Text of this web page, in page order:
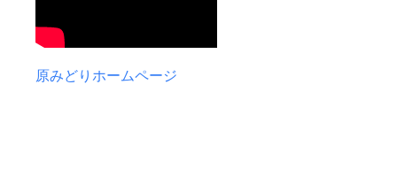
原みどりホームページ